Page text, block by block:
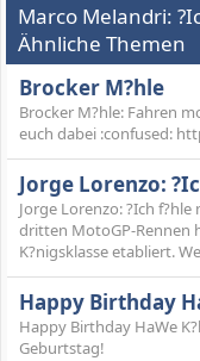
Marco Melandri:
Ähnliche Themen
Brocker M?hle
Brocker M?hle: Fahren
euch dabei :confused:
Jorge Lorenzo:
Jorge Lorenzo: ?Ich
dritten MotoGP-Rennen
K?nigsklasse etabliert.
Happy Birthday
Happy Birthday HaWe
Geburtstag!